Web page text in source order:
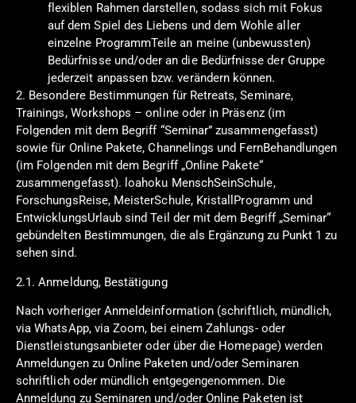
flexiblen Rahmen darstellen, sodass sich mit Fokus
auf dem Spiel des Liebens und dem Wohle aller
einzelne ProgrammTeile an meine (unbewussten)
Bedürfnisse und/oder an die Bedürfnisse der Gruppe
jederzeit anpassen bzw. verändern können.
2. Besondere Bestimmungen für Retreats, Seminare,
Trainings, Workshops – online oder in Präsenz (im
Folgenden mit dem Begriff “Seminar” zusammengefasst)
sowie für Online Pakete, Channelings und FernBehandlungen
(im Folgenden mit dem Begriff „Online Pakete“
zusammengefasst). loahoku MenschSeinSchule,
ForschungsReise, MeisterSchule, KristallProgramm und
EntwicklungsUrlaub sind Teil der mit dem Begriff „Seminar“
gebündelten Bestimmungen, die als Ergänzung zu Punkt 1 zu
sehen sind.
2.1. Anmeldung, Bestätigung
Nach vorheriger Anmeldeinformation (schriftlich, mündlich,
via WhatsApp, via Zoom, bei einem Zahlungs- oder
Dienstleistungsanbieter oder über die Homepage) werden
Anmeldungen zu Online Paketen und/oder Seminaren
schriftlich oder mündlich entgegengenommen. Die
Anmeldung zu Seminaren und/oder Online Paketen ist